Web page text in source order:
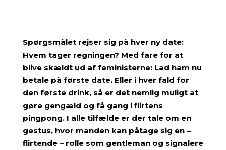
Spørgsmålet rejser sig på hver ny date:
Hvem tager regningen? Med fare for at
blive skældt ud af feministerne: Lad ham nu
betale på første date. Eller i hver fald for
den første drink, så er det nemlig muligt at
gøre gengæld og få gang i flirtens
pingpong. I alle tilfælde er der tale om en
gestus, hvor manden kan påtage sig en –
flirtende – rolle som gentleman og signalere